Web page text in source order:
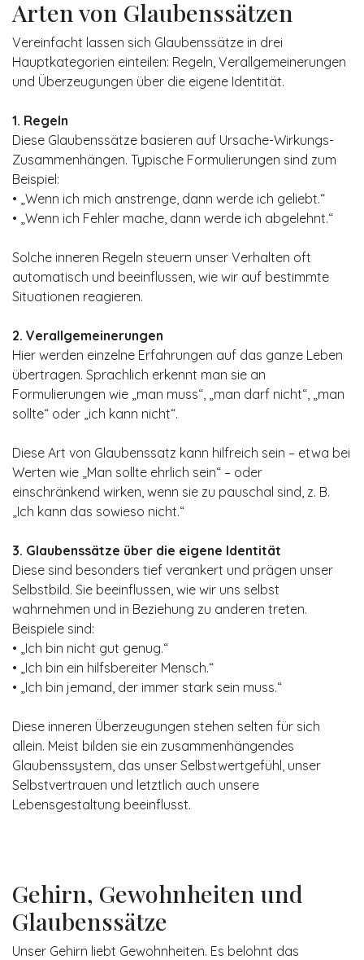
​Arten von Glaubenssätzen
Vereinfacht lassen sich Glaubenssätze in drei
Hauptkategorien einteilen: Regeln, Verallgemeinerungen
und Überzeugungen über die eigene Identität.
1. Regeln
Diese Glaubenssätze basieren auf Ursache-Wirkungs-
Zusammenhängen. Typische Formulierungen sind zum
Beispiel:
• „Wenn ich mich anstrenge, dann werde ich geliebt.“
• „Wenn ich Fehler mache, dann werde ich abgelehnt.“
Solche inneren Regeln steuern unser Verhalten oft
automatisch und beeinflussen, wie wir auf bestimmte
Situationen reagieren.
2. Verallgemeinerungen
Hier werden einzelne Erfahrungen auf das ganze Leben
übertragen. Sprachlich erkennt man sie an
Formulierungen wie „man muss“, „man darf nicht“, „man
sollte“ oder „ich kann nicht“.
Diese Art von Glaubenssatz kann hilfreich sein – etwa bei
Werten wie „Man sollte ehrlich sein“ – oder
einschränkend wirken, wenn sie zu pauschal sind, z. B.
„Ich kann das sowieso nicht.“
3. Glaubenssätze über die eigene Identität
Diese sind besonders tief verankert und prägen unser
Selbstbild. Sie beeinflussen, wie wir uns selbst
wahrnehmen und in Beziehung zu anderen treten.
Beispiele sind:
• „Ich bin nicht gut genug.“
• „Ich bin ein hilfsbereiter Mensch.“
• „Ich bin jemand, der immer stark sein muss.“
Diese inneren Überzeugungen stehen selten für sich
allein. Meist bilden sie ein zusammenhängendes
Glaubenssystem, das unser Selbstwertgefühl, unser
Selbstvertrauen und letztlich auch unsere
Lebensgestaltung beeinflusst.
Gehirn, Gewohnheiten und
Glaubenssätze
Unser Gehirn liebt Gewohnheiten. Es belohnt das